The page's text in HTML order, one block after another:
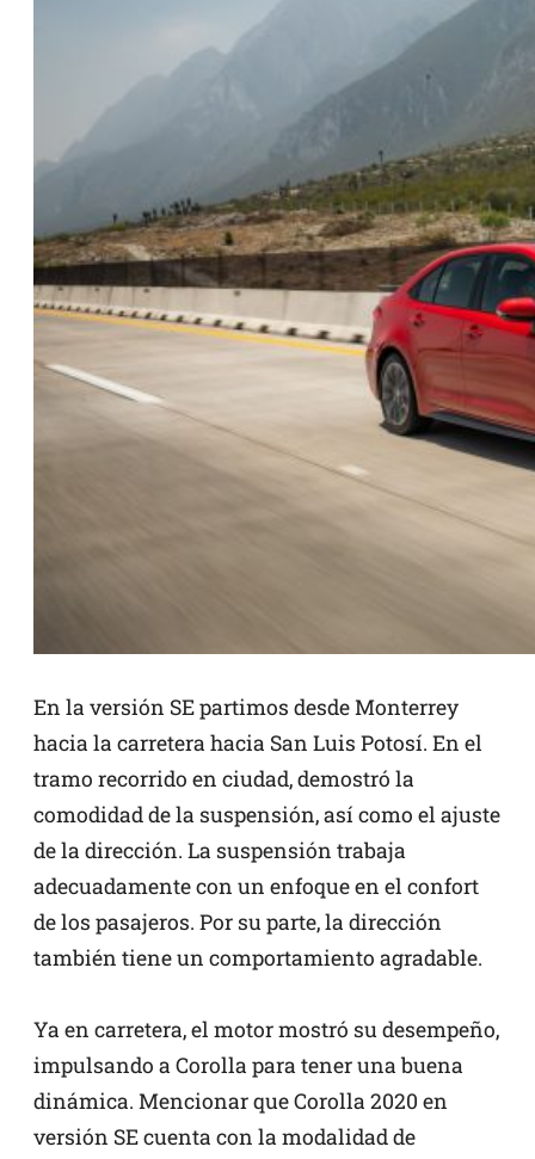
En la versión SE partimos desde Monterrey
hacia la carretera hacia San Luis Potosí. En el
tramo recorrido en ciudad, demostró la
comodidad de la suspensión, así como el ajuste
de la dirección. La suspensión trabaja
adecuadamente con un enfoque en el confort
de los pasajeros. Por su parte, la dirección
también tiene un comportamiento agradable.
Ya en carretera, el motor mostró su desempeño,
impulsando a Corolla para tener una buena
dinámica. Mencionar que Corolla 2020 en
versión SE cuenta con la modalidad de